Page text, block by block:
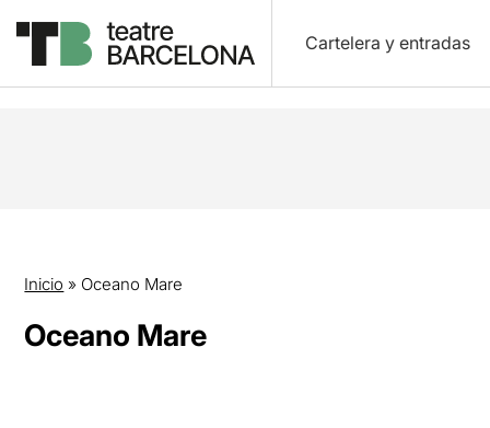
Cartelera y entradas
Inicio » Oceano Mare
Oceano Mare